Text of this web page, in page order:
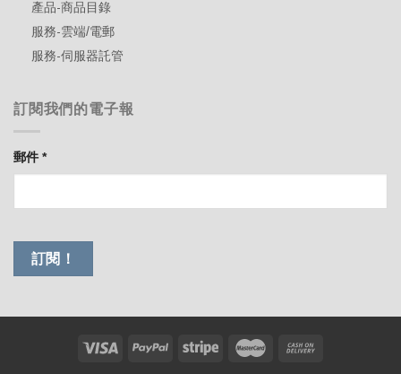
產品-商品目錄
服務-雲端/電郵
服務-伺服器託管
訂閱我們的電子報
郵件*